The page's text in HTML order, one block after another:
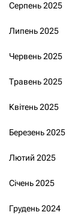
Серпень 2025
Липень 2025
Червень 2025
Травень 2025
Квітень 2025
Березень 2025
Лютий 2025
Січень 2025
Грудень 2024